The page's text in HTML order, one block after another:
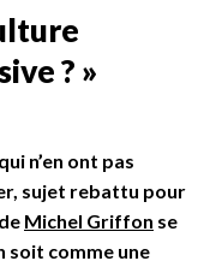
? »
n’en ont pas
sujet rebattu pour
Michel Griffon se
soit comme une